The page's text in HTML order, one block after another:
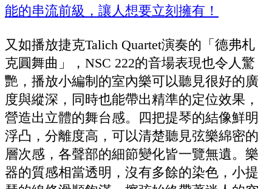
又如播放捷克Talich Quartet演奏的「德弗札
克圓舞曲」，NSC 222的音場表現也令人驚
艷，播放小編制的室內樂可以聽見很好的廣
度與縱深，同時也能帶出精準的定位效果，
營造出立體的舞台感。四把提琴的結像鮮明
浮凸，分離度高，可以清楚聽見弦樂綿密的
層次感，各聲部的細節變化皆一覽無遺。樂
器的質感相當透明，沒有多餘的染色，小提